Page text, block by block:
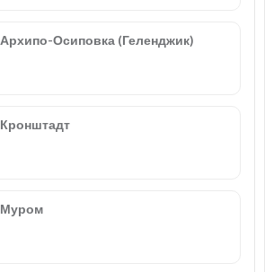
Архипо-Осиповка (Геленджик)
Кронштадт
Муром